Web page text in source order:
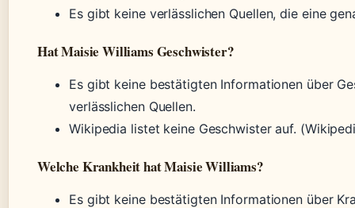
Es gibt keine verlässlichen Quellen, die eine
Hat Maisie Williams Geschwister?
Es gibt keine bestätigten Informationen über
verlässlichen Quellen.
Wikipedia listet keine Geschwister auf.
Welche Krankheit hat Maisie Williams?
Es gibt keine bestätigten Informationen über